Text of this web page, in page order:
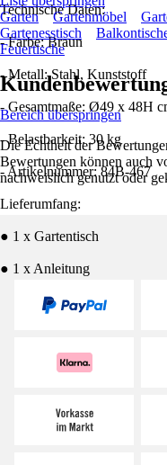
Technische Daten:
- Farbe: Braun
- Metall: Stahl, Kunststoff
- Gesamtmaße: Ø49 x 48H
- Belastbarkeit: 30 kg
- Artikelnummer: 84B-467
Lieferumfang:
● 1 x Gartentisch
● 1 x Anleitung
Garten
Gartenmöbel
Gartenesstisch
Feuertische
Bereich überspringen
Die Echtheit der
Bewertungen können auch
nachweislich genutzt oder